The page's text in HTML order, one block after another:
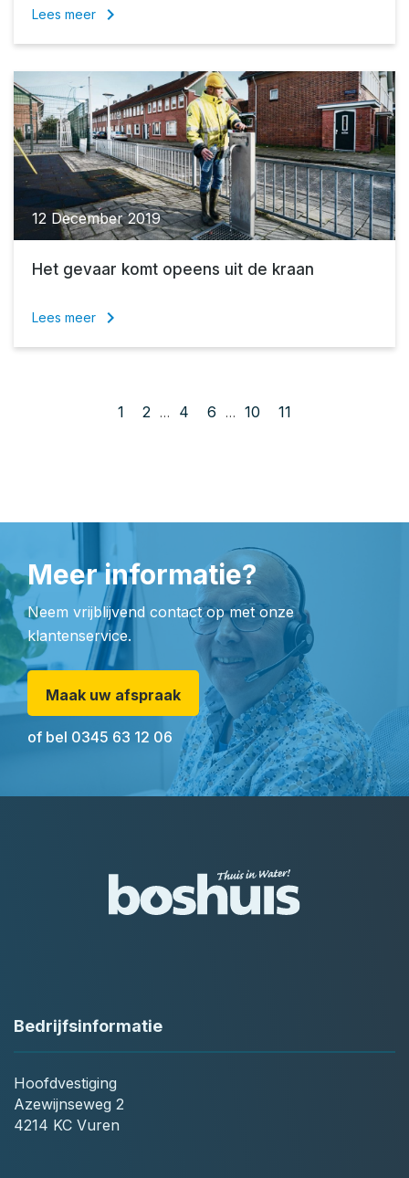
Lees meer keyboard_arrow_right
12 December 2019
Het gevaar komt opeens uit de kraan
Lees meer keyboard_arrow_right
1 2 … 4 6 … 10 11
Meer informatie?
Neem vrijblijvend contact op met onze
klantenservice.
Maak uw afspraak
of bel 0345 63 12 06
Bedrijfsinformatie
Hoofdvestiging
Azewijnseweg 2
4214 KC Vuren